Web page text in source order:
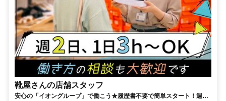
靴屋さんの店舗スタッフ
安心の「イオングループ」で働こう★履歴書不要で簡単スタート！週2